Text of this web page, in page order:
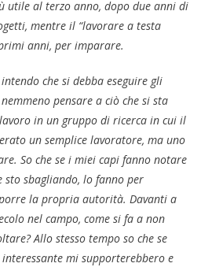
utile al terzo anno, dopo due anni di
mentre il “lavorare a testa
anni, per imparare.
che si debba eseguire gli
pensare a ciò che si sta
in un gruppo di ricerca in cui il
un semplice lavoratore, ma uno
So che se i miei capi fanno notare
sto sbagliando, lo fanno per
la propria autorità. Davanti a
nel campo, come si fa a non
Allo stesso tempo so che se
interessante mi supporterebbero e